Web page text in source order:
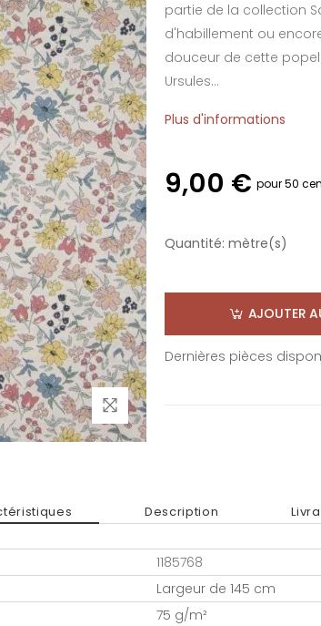
partie de la collection
d'habillement ou
douceur de cette
Ursules...
Plus d'informations
9,00 € pour 50
Quantité: mètre(s)
AJOUTER
Dernières pièces
Description
1185768
Largeur de 145 cm
75 g/m²